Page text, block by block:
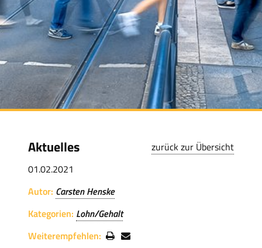
Aktuelles
01.02.2021
Autor: Carsten Henske
Kategorien: Lohn/Gehalt
Weiterempfehlen:
zurück zur Übersicht